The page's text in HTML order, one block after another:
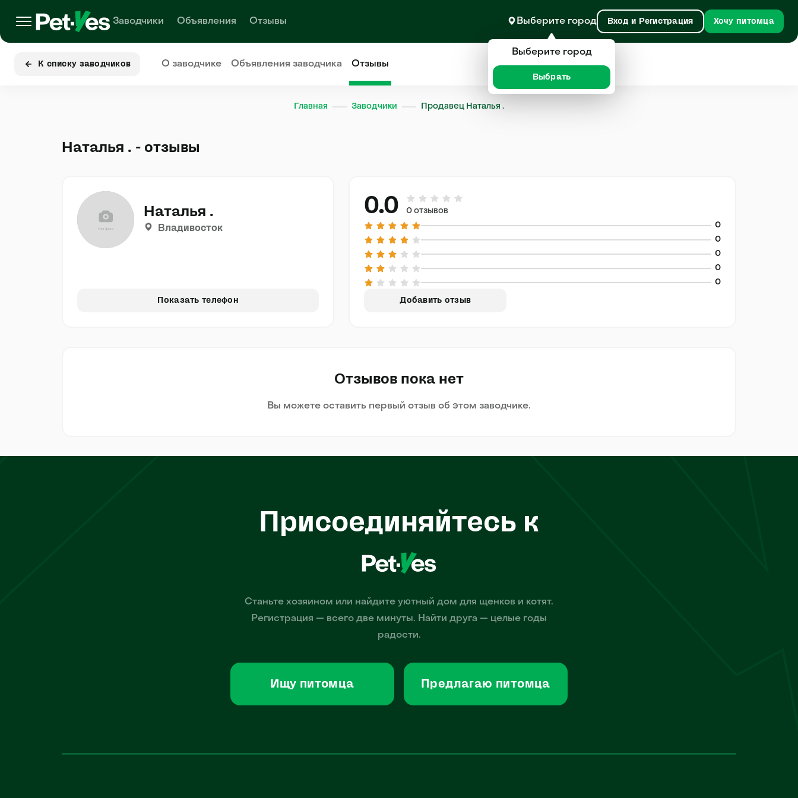
Заводчики Объявления Отзывы Выберите город Вход и Регистрация Хочу питомца
К списку заводчиков О заводчике Объявлениязаводчика Отзывы
Главная Заводчики Продавец Наталья .
Наталья . - отзывы
Наталья .
Владивосток
Показать телефон
0.0
0 отзывов
0
0
0
0
0
Добавить отзыв
Отзывов пока нет
Вы можете оставить первый отзыв об этом заводчике.
Присоединяйтесь к
Станьте хозяином или найдите уютный дом для щенков и котят.
Регистрация — всего две минуты. Найти друга — целые годы
радости.
Ищу питомца Предлагаю питомца
Выберите город
Выбрать